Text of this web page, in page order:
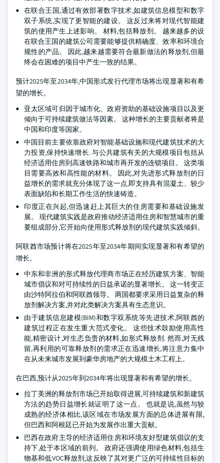
在联合王国,通过有效部署数字技术,如建筑信息模型和数字
双子系统,实现了更智能的建设。 这反过来将对现代智能建
筑的使用产生上述影响。
材料,包括释放剂。 越来越多的设
在联合王国的建筑公司需要能够提供精确度、效率和环境合
规性的产品。 因此,越来越需要符合最新做法的释放剂,但最
终会在困难的项目中产生一致的结果。
预计2025年至2034年,中国形式发行代理市场将出现显著和有希
望的增长。
亚太区域可归因于城市化、政府资助的基础设施项目以及更
倾向于可持续建筑做法等因素。 这种增长的主要贡献者将是
中国和印度等国家。
中国目前主要依靠政府对智能基础设施和现代建筑技术的大
力投资,保持快速增长. 与公共建筑有关的大规模项目包括从
经济适用住房到高速铁路和城市再开发的连锁项目。 这类项
目需要高效和高性能的材料。 因此,对先进形式释放剂的日
益增长的需求就充分体现了这一点,即支持具有混凝土、较少
表面缺陷和长期工作生活的快速铸造。
印度正在兴起,但迅速赶上其巨大的住房需要和基础设施发
展。 现代建筑实践是政府推动经济适用住房和智慧城市的重
要组成部分,它开始向使用形式释放剂的现代建筑实践倾斜。
阿联酋市场预计将在2025年至2034年期间实现显著和有希望的
增长。
中东和非洲的形式释放代理商市场正在经历建筑方案、智能
城市倡议和对可持续性的日益承诺的显著增长。 这一转变正
由沙特阿拉伯和阿联酋领导。 两国都要求采用日益复杂的释
放剂解决方案,并对此类解决方案具有生态意识。
由于建筑信息建模(BIM)和数字双系统等先进技术,阿联酋的
建筑过程正在发生重大范式变化。 这些技术鼓励使用高性
能,精密设计,对生态负责的材料,如形式释放剂. 然而,对无残
留,再利用的可靠释放剂的需求正在迅速增长,将注意力集中
在从未来城市发展到豪华房地产的大规模土木工程上。
在巴西,预计从2025年到2034年将出现显著和有希望的增长。
拉丁美洲的释放剂市场已开始取得进展,可持续建筑和新建筑
方法的趋势日益增长就证明了这一点。 也就是说,虽然与较
成熟的经济体相比,该区域在市场发展方面的总体进展有限,
但巴西和阿根廷已开始为发展作出重大贡献。
巴西在政府主导的经济适用住房和环境友好型建筑倡议的支
持下,处于本区域的前列。 政府还强调使用绿色材料,包括生
物基和低VOC释放剂,这反映了其对更广泛的可持续性目标的